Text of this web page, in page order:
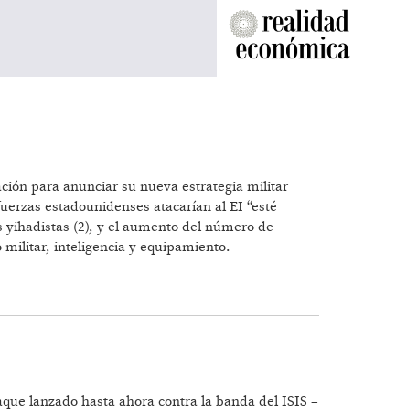
para anunciar su nueva estrategia militar
estadounidenses atacarían al EI “esté
yihadistas (2), y el aumento del número de
militar, inteligencia y equipamiento.
lanzado hasta ahora contra la banda del ISIS –